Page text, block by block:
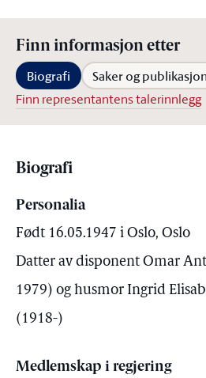
Finn informasjon etter
Biografi Saker og
Finn representantens talerinnlegg
Biografi
Personalia
Født 16.05.1947 i Oslo, Oslo
Datter av disponent Omar
1979) og husmor Ingrid
(1918-)
Medlemskap i regjering